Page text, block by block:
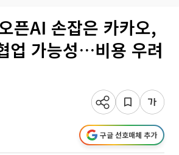
픈AI 손잡은 카카오,
업 가능성…비용 우려
구글 선호매체 추가